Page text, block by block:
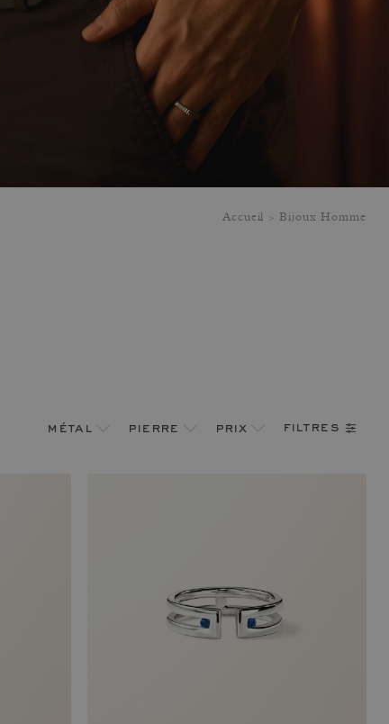
Accueil Bijoux Homme
métal pierre prix filtres